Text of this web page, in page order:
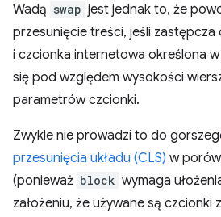
Wadą swap jest jednak to, że
przesunięcie treści, jeśli
i czcionka internetowa określona w
się pod względem wysokości
parametrów czcionki.
Zwykle nie prowadzi to do
przesunięcia układu (CLS) w
(ponieważ block wymaga
założeniu, że używane są czcionki